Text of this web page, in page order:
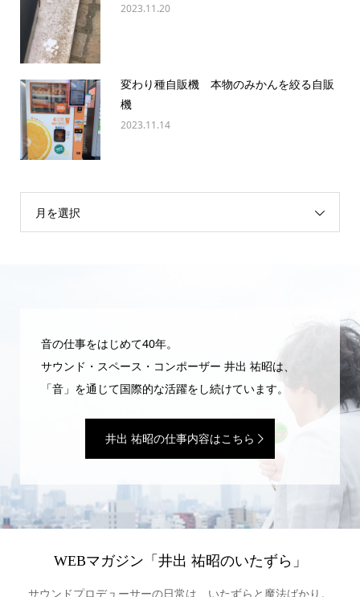
2023.11.20
変わり種自販機 本物のみかんを絞る自販
機
2023.11.14
月を選択
音の仕事をはじめて40年。
サウンド・スペース・コンポーザー 井出 祐昭は、
「音」を通じて国際的な活躍をし続けています。
井出 祐昭の仕事内容はこちら
WEBマガジン「井出 祐昭のいたずら」
サウンドプロデューサーの日常は、いたずらと魔法ばかり。